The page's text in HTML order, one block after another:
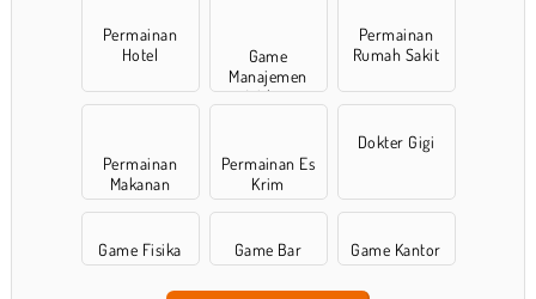
Permainan
Hotel
Game
Manajemen
Waktu
Permainan
Rumah Sakit
Permainan
Makanan
Permainan Es
Krim
Dokter Gigi
Game Fisika Game Bar Game Kantor